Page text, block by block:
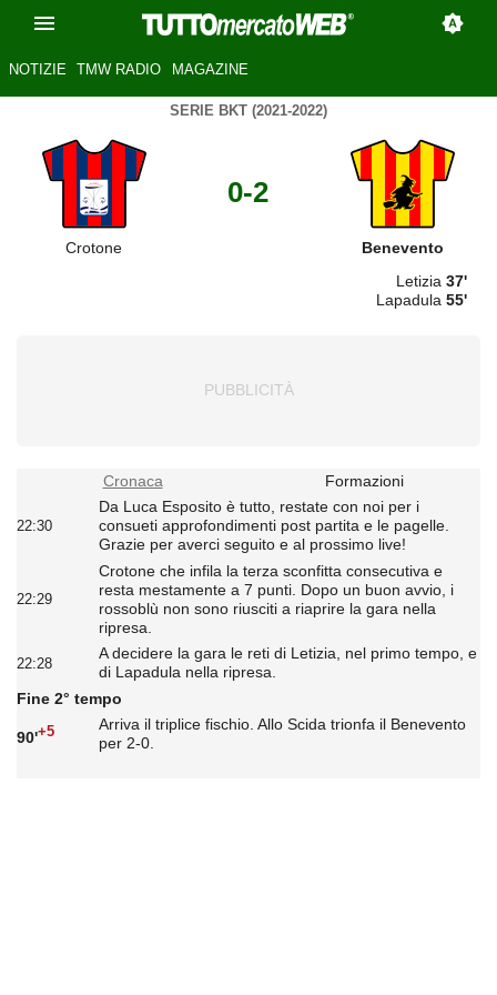
NOTIZIE TMW RADIO MAGAZINE
SERIE BKT (2021-2022)
Crotone
0-2
Benevento
Letizia 37'
Lapadula 55'
Cronaca Formazioni
22:30
Da Luca Esposito è tutto, restate con noi per i
consueti approfondimenti post partita e le pagelle.
Grazie per averci seguito e al prossimo live!
22:29
Crotone che infila la terza sconfitta consecutiva e
resta mestamente a 7 punti. Dopo un buon avvio, i
rossoblù non sono riusciti a riaprire la gara nella
ripresa.
22:28
A decidere la gara le reti di Letizia, nel primo tempo, e
di Lapadula nella ripresa.
Fine 2° tempo
90'+5
Arriva il triplice fischio. Allo Scida trionfa il Benevento
per 2-0.